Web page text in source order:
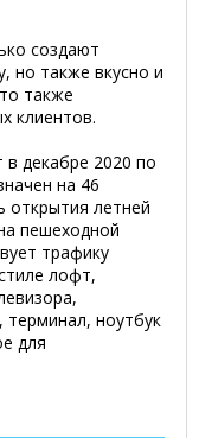
создают
но также вкусно и
также
клиентов.
декабре 2020 по
на 46
открытия летней
пешеходной
трафику
лофт,
терминал, ноутбук
для